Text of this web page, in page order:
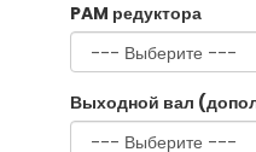
PAM редуктора
Выходной вал